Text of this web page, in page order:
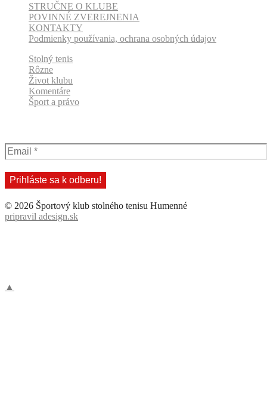
STRUČNE O KLUBE
POVINNÉ ZVEREJNENIA
KONTAKTY
Podmienky používania, ochrana osobných údajov
Stolný tenis
Rôzne
Život klubu
Komentáre
Šport a právo
© 2026 Športový klub stolného tenisu Humenné
pripravil adesign.sk
▲